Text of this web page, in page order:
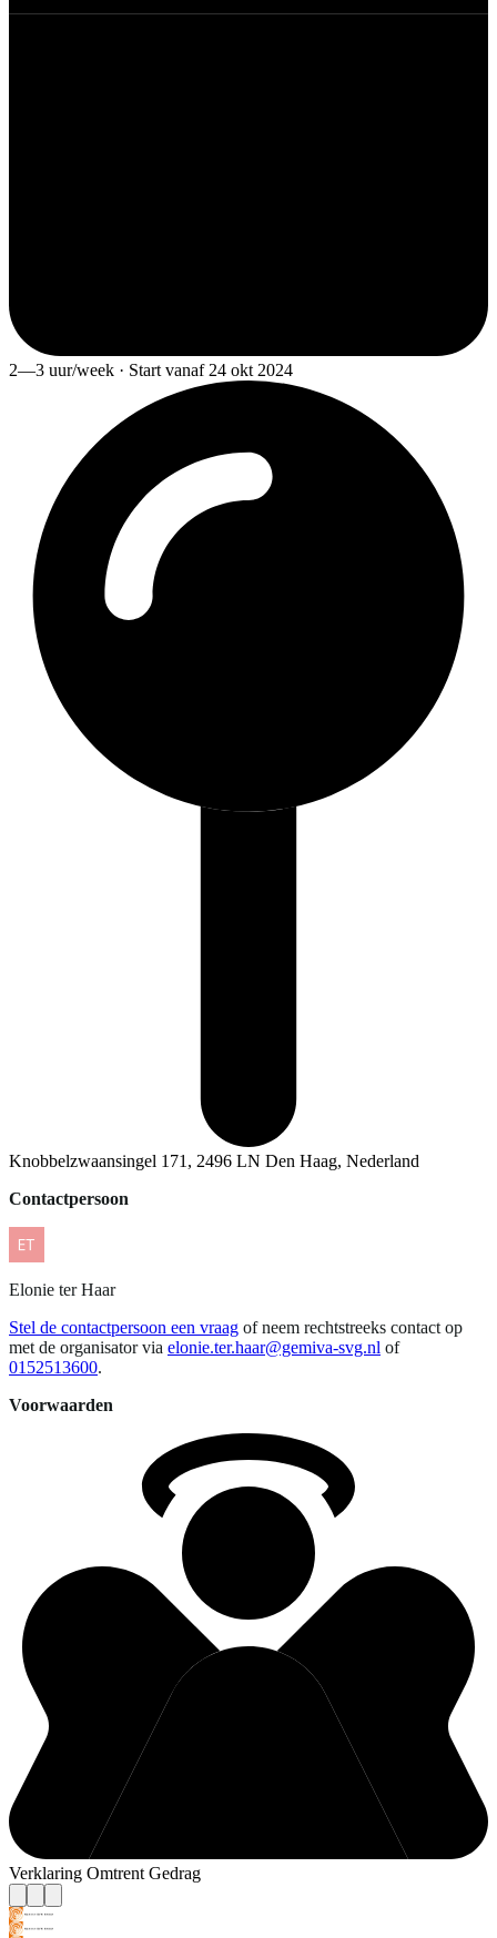
2—3 uur/week · Start vanaf 24 okt 2024
Knobbelzwaansingel 171, 2496 LN Den Haag, Nederland
Contactpersoon
Elonie ter Haar
Stel de contactpersoon een vraag of neem rechtstreeks contact op
met de organisator via elonie.ter.haar@gemiva-svg.nl of
0152513600.
Voorwaarden
Verklaring Omtrent Gedrag